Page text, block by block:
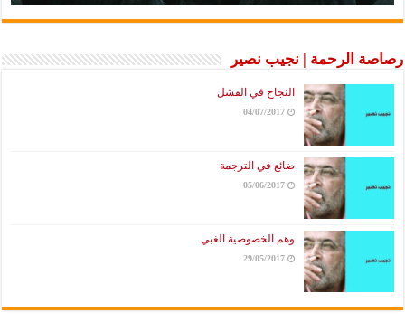
رصاصة الرحمة | نجيب نصير
النجاح في الفشل
04/07/2017
ضائع في الترجمة
05/06/2017
وهم الخصوصية الغبي
29/05/2017